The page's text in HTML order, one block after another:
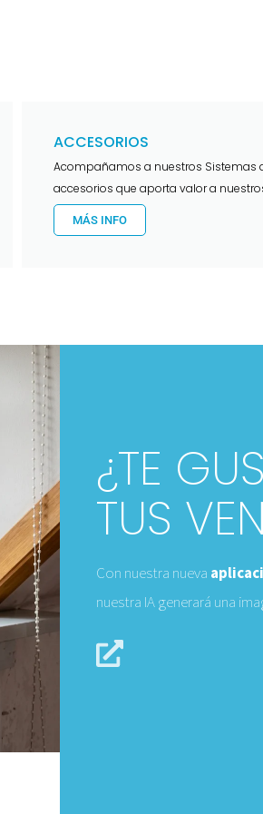
ACCESORIOS
Acompañamos a nuestros Sistemas
accesorios que aporta valor a
MÁS INFO
¿TE
TUS
Con nuestra nueva
nuestra IA generará una